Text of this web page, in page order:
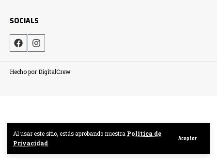
Al usar este sitio, estás aprobando nuestra Politica de
Privacidad
Aceptar
SOCIALS
Hecho por DigitalCrew